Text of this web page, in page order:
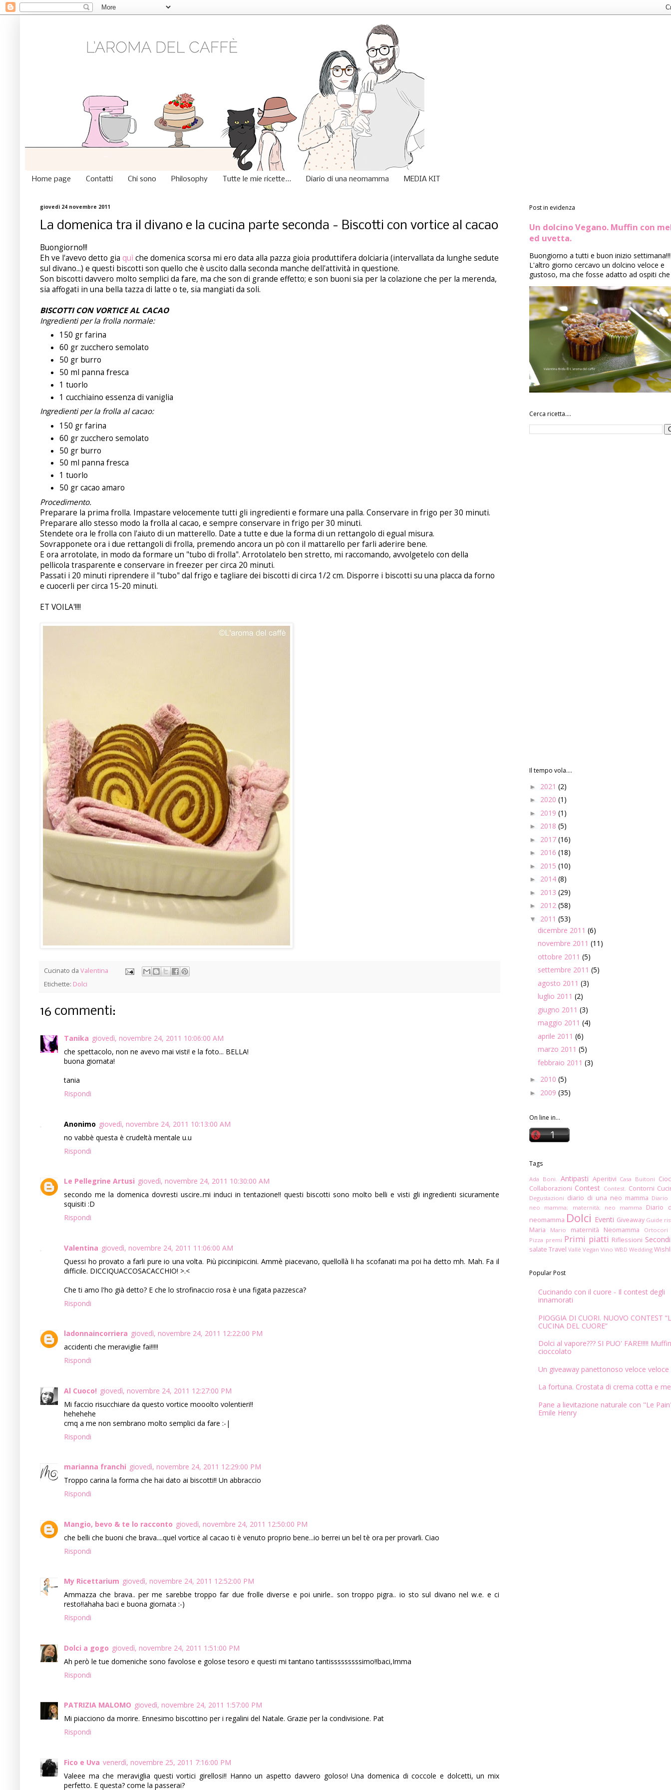
Home page Contatti Chi sono Philosophy Tutte le mie ricette... Diario di una neomamma MEDIA KIT
giovedì 24 novembre 2011
La domenica tra il divano e la cucina parte seconda - Biscotti con vortice al cacao
Buongiorno!!!
Eh ve l'avevo detto gia quì che domenica scorsa mi ero data alla pazza gioia produttifera dolciaria (intervallata da lunghe sedute
sul divano...) e questi biscotti son quello che è uscito dalla seconda manche dell'attività in questione.
Son biscotti davvero molto semplici da fare, ma che son di grande effetto; e son buoni sia per la colazione che per la merenda,
sia affogati in una bella tazza di latte o te, sia mangiati da soli.
BISCOTTI CON VORTICE AL CACAO
Ingredienti per la frolla normale:
150 gr farina
60 gr zucchero semolato
50 gr burro
50 ml panna fresca
1 tuorlo
1 cucchiaino essenza di vaniglia
Ingredienti per la frolla al cacao:
150 gr farina
60 gr zucchero semolato
50 gr burro
50 ml panna fresca
1 tuorlo
50 gr cacao amaro
Procedimento.
Preparare la prima frolla. Impastare velocemente tutti gli ingredienti e formare una palla. Conservare in frigo per 30 minuti.
Preparare allo stesso modo la frolla al cacao, e sempre conservare in frigo per 30 minuti.
Stendete ora le frolla con l'aiuto di un matterello. Date a tutte e due la forma di un rettangolo di egual misura.
Sovrapponete ora i due rettangoli di frolla, premendo ancora un pò con il mattarello per farli aderire bene.
E ora arrotolate, in modo da formare un "tubo di frolla". Arrotolatelo ben stretto, mi raccomando, avvolgetelo con della
pellicola trasparente e conservare in freezer per circa 20 minuti.
Passati i 20 minuti riprendere il "tubo" dal frigo e tagliare dei biscotti di circa 1/2 cm. Disporre i biscotti su una placca da forno
e cuocerli per circa 15-20 minuti.
ET VOILA'!!!!
Cucinato da Valentina
Etichette: Dolci
16 commenti:
Tanika giovedì, novembre 24, 2011 10:06:00 AM
che spettacolo, non ne avevo mai visti! e la foto... BELLA!
buona giornata!
tania
Rispondi
Anonimo giovedì, novembre 24, 2011 10:13:00 AM
no vabbè questa è crudeltà mentale u.u
Rispondi
Le Pellegrine Artusi giovedì, novembre 24, 2011 10:30:00 AM
secondo me la domenica dovresti uscire..mi induci in tentazione!! questi biscotti sono molto belli e visti gli ingredienti sicuramente
squisiti :D
Rispondi
Valentina giovedì, novembre 24, 2011 11:06:00 AM
Quessi ho provato a farli pure io una volta. Più piccinipiccini. Ammè piacevano, quellollà li ha scofanati ma poi ha detto mh. Mah. Fa il
difficile. DICCIQUACCOSACACCHIO! >.<
Che ti amo l'ho già detto? E che lo strofinaccio rosa è una figata pazzesca?
Rispondi
ladonnaincorriera giovedì, novembre 24, 2011 12:22:00 PM
accidenti che meraviglie fai!!!!!
Rispondi
Al Cuoco! giovedì, novembre 24, 2011 12:27:00 PM
Mi faccio risucchiare da questo vortice mooolto volentieri!!
hehehehe
cmq a me non sembrano molto semplici da fare :-|
Rispondi
marianna franchi giovedì, novembre 24, 2011 12:29:00 PM
Troppo carina la forma che hai dato ai biscotti!! Un abbraccio
Rispondi
Mangio, bevo & te lo racconto giovedì, novembre 24, 2011 12:50:00 PM
che belli che buoni che brava....quel vortice al cacao ti è venuto proprio bene...io berrei un bel tè ora per provarli. Ciao
Rispondi
My Ricettarium giovedì, novembre 24, 2011 12:52:00 PM
Ammazza che brava.. per me sarebbe troppo far due frolle diverse e poi unirle.. son troppo pigra.. io sto sul divano nel w.e. e ci
resto!!ahaha baci e buona giornata :-)
Rispondi
Dolci a gogo giovedì, novembre 24, 2011 1:51:00 PM
Ah però le tue domeniche sono favolose e golose tesoro e questi mi tantano tantisssssssssimo!!baci,Imma
Rispondi
PATRIZIA MALOMO giovedì, novembre 24, 2011 1:57:00 PM
Mi piacciono da morire. Ennesimo biscottino per i regalini del Natale. Grazie per la condivisione. Pat
Rispondi
Fico e Uva venerdì, novembre 25, 2011 7:16:00 PM
Valeee ma che meraviglia questi vortici girellosi!! Hanno un aspetto davvero goloso! Una domenica di coccole e dolcetti, un mix
perfetto. E questa? come la passerai?
Post in evidenza
Un dolcino Vegano. Muffin con
ed uvetta.
Buongiorno a tutti e buon inizio
L'altro giorno cercavo un dolcino veloce e
gustoso, ma che fosse adatto ad ospiti che
Cerca ricetta....
Il tempo vola....
► 2021 (2)
► 2020 (1)
► 2019 (1)
► 2018 (5)
► 2017 (16)
► 2016 (18)
► 2015 (10)
► 2014 (8)
► 2013 (29)
► 2012 (58)
▼ 2011 (53)
dicembre 2011 (6)
novembre 2011 (11)
ottobre 2011 (5)
settembre 2011 (5)
agosto 2011 (3)
luglio 2011 (2)
giugno 2011 (3)
maggio 2011 (4)
aprile 2011 (6)
marzo 2011 (5)
febbraio 2011 (3)
► 2010 (5)
► 2009 (35)
On line in...
Tags
Ada Boni. Antipasti Aperitivi Casa Buitoni
Collaborazioni Contest Contest. Contorni
Degustazioni diario di una neo mamma Diario
neo mamma; maternità; neo mamma
Diario
neomamma Dolci Eventi Giveaway Guide
Maria Mario maternità Neomamma
Ortocori
Pizza premi Primi piatti Riflessioni Secondi
salate Travel Vallè Vegan Vino WBD Wedding
Popular Post
Cucinando con il cuore - Il contest degli
innamorati
PIOGGIA DI CUORI. NUOVO CONTEST
CUCINA DEL CUORE”
Dolci al vapore??? SI PUO' FARE!!!!!
cioccolato
Un giveaway panettonoso veloce veloce
La fortuna. Crostata di crema cotta e
Pane a lievitazione naturale con "Le
Emile Henry